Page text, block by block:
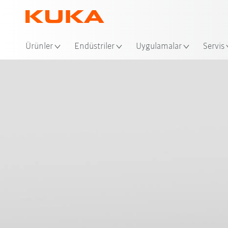
Ürünler Endüstriler Uygulamalar Servis